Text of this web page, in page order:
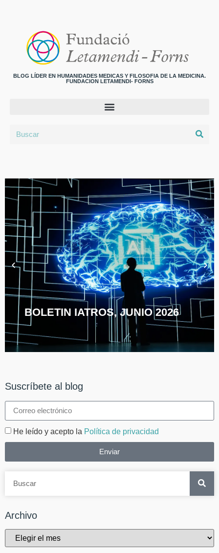
BLOG LÍDER EN HUMANIDADES MEDICAS Y FILOSOFIA DE LA MEDICINA.
FUNDACION LETAMENDI- FORNS
BOLETIN IATROS, JUNIO 2026
Suscríbete al blog
He leído y acepto la Política de privacidad
Enviar
Archivo